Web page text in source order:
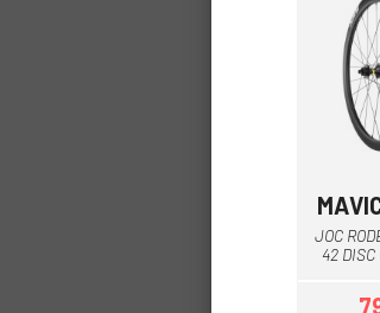
JOC
42 DISC